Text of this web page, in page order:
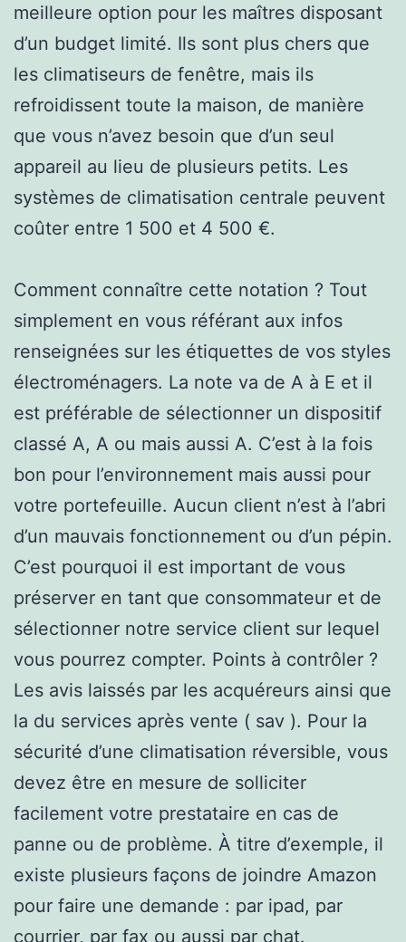
meilleure option pour les maîtres disposant
d’un budget limité. Ils sont plus chers que
les climatiseurs de fenêtre, mais ils
refroidissent toute la maison, de manière
que vous n’avez besoin que d’un seul
appareil au lieu de plusieurs petits. Les
systèmes de climatisation centrale peuvent
coûter entre 1 500 et 4 500 €.
Comment connaître cette notation ? Tout
simplement en vous référant aux infos
renseignées sur les étiquettes de vos styles
électroménagers. La note va de A à E et il
est préférable de sélectionner un dispositif
classé A, A ou mais aussi A. C’est à la fois
bon pour l’environnement mais aussi pour
votre portefeuille. Aucun client n’est à l’abri
d’un mauvais fonctionnement ou d’un pépin.
C’est pourquoi il est important de vous
préserver en tant que consommateur et de
sélectionner notre service client sur lequel
vous pourrez compter. Points à contrôler ?
Les avis laissés par les acquéreurs ainsi que
la du services après vente ( sav ). Pour la
sécurité d’une climatisation réversible, vous
devez être en mesure de solliciter
facilement votre prestataire en cas de
panne ou de problème. À titre d’exemple, il
existe plusieurs façons de joindre Amazon
pour faire une demande : par ipad, par
courrier, par fax ou aussi par chat.